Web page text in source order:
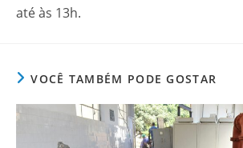
até às 13h.
VOCÊ TAMBÉM PODE GOSTAR